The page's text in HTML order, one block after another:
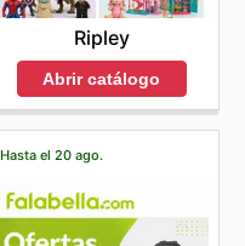
Ripley
Abrir catálogo
Hasta el 20 ago.